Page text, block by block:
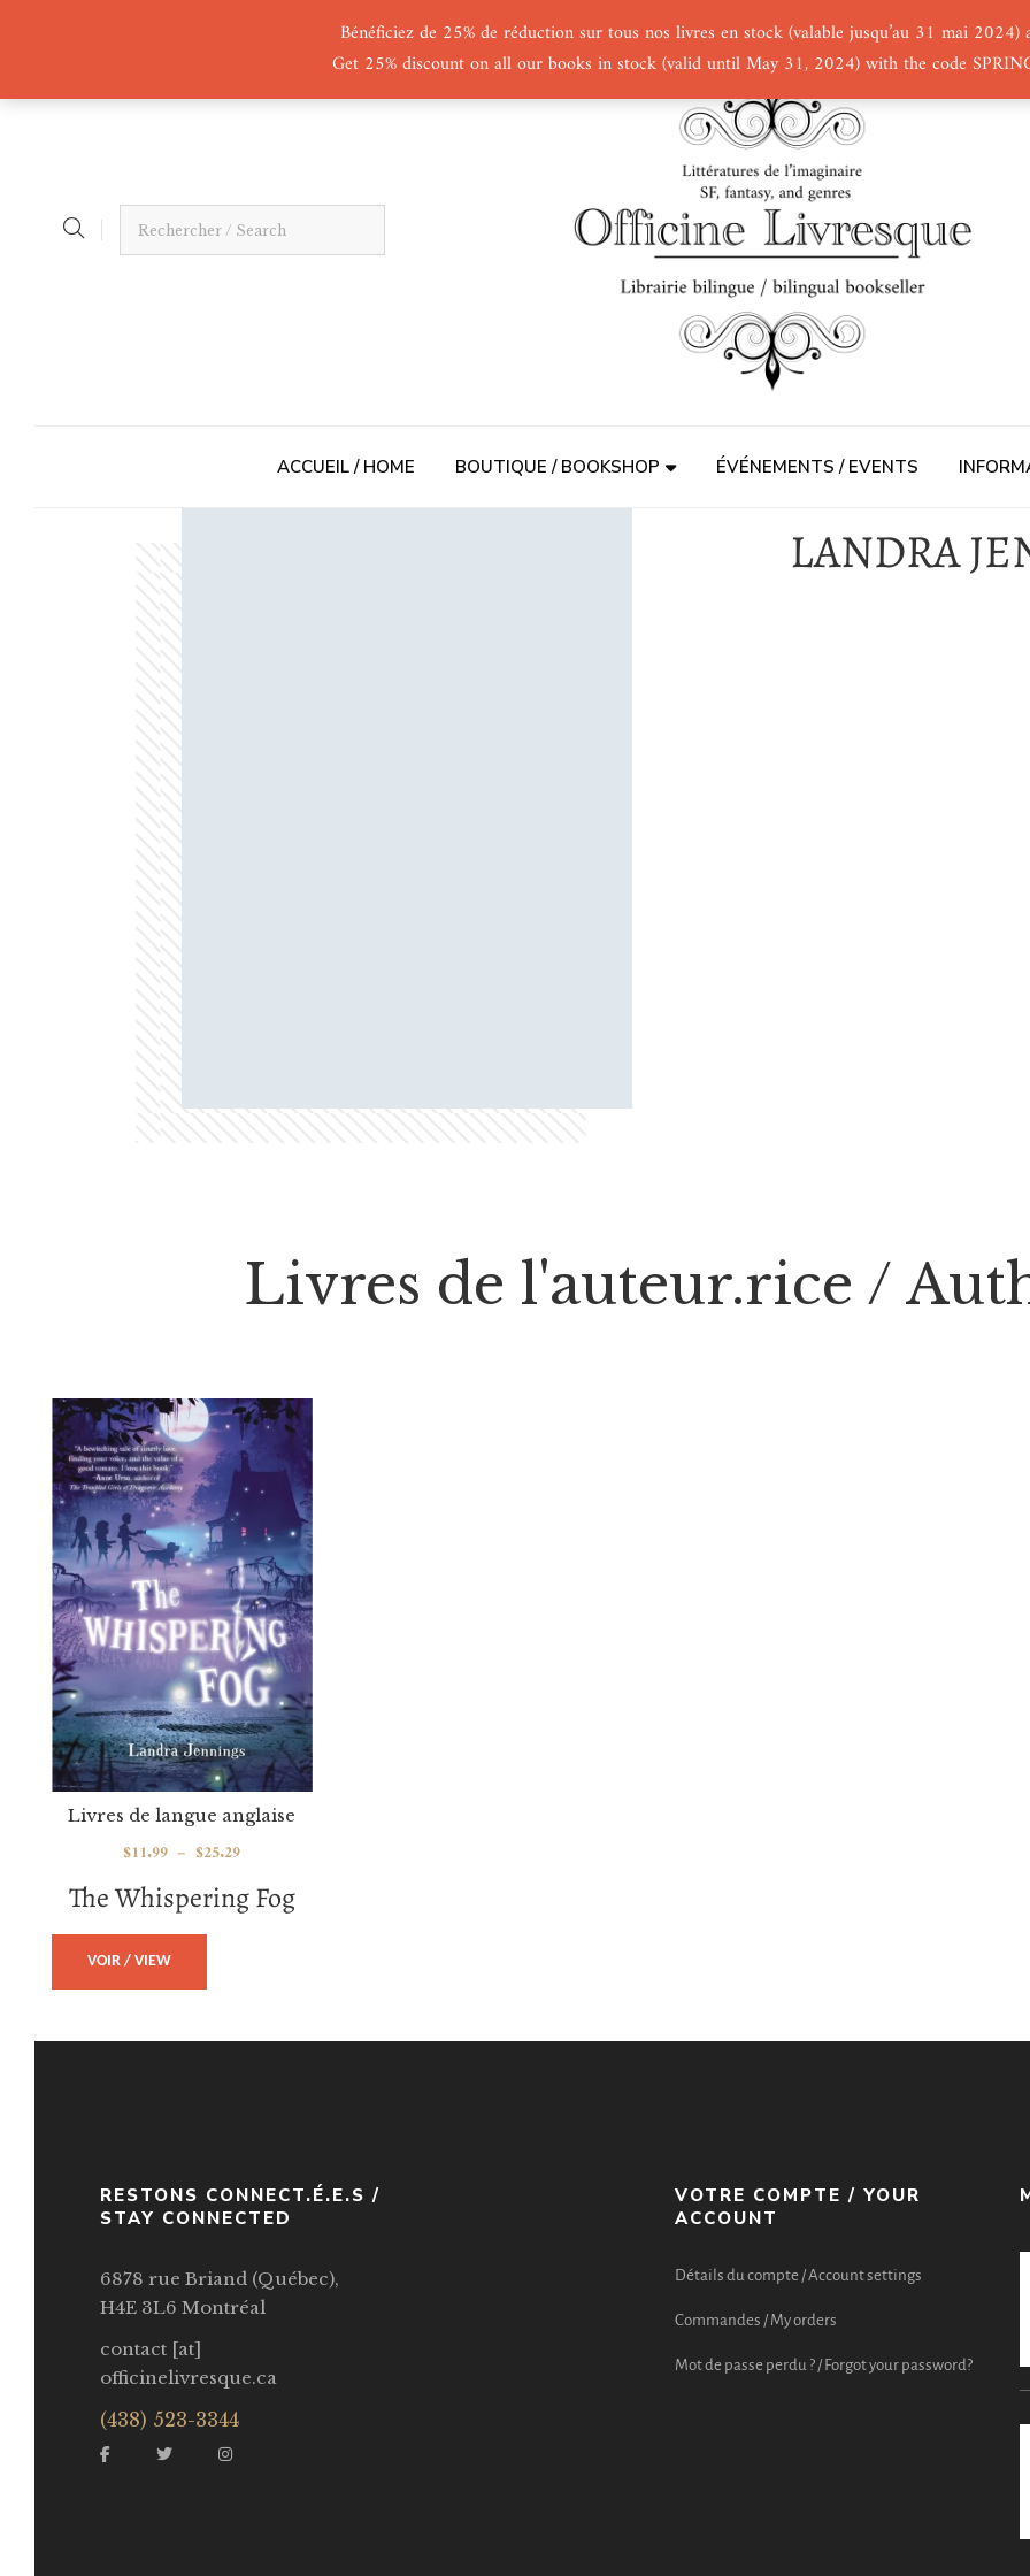
Bénéficiez de 25% de réduction sur tous nos livres en stock (valable jusqu’au 31 mai 2024)
Get 25% discount on all our books in stock (valid until May 31, 2024) with the code
ACCUEIL / HOME BOUTIQUE / BOOKSHOP ÉVÉNEMENTS / EVENTS
LANDRA
Livres de l'auteur.rice /
The Whispering Fog
Livres de langue anglaise
$11.99 – $25.29
VOIR / VIEW
RESTONS CONNECT.É.E.S /
STAY CONNECTED
6878 rue Briand (Québec),
H4E 3L6 Montréal
contact [at]
officinelivresque.ca
(438) 523-3344
VOTRE COMPTE / YOUR
ACCOUNT
Détails du compte / Account settings
Commandes / My orders
Mot de passe perdu ? / Forgot your password?